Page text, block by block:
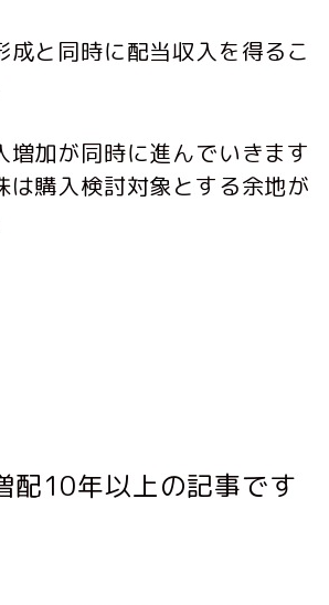
成と同時に配当収入を得るこ
増加が同時に進んでいきます
は購入検討対象とする余地が
配10年以上の記事です